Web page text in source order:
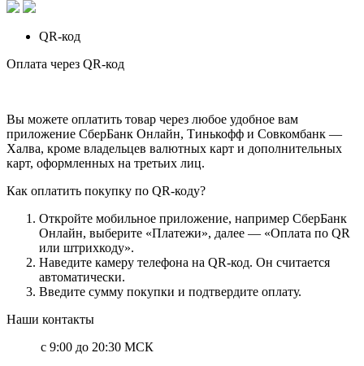
QR-код
Оплата через QR-код
Вы можете оплатить товар через любое удобное вам
приложение СберБанк Онлайн, Тинькофф и Совкомбанк —
Халва, кроме владельцев валютных карт и дополнительных
карт, оформленных на третьих лиц.
Как оплатить покупку по QR-коду?
Откройте мобильное приложение, например СберБанк
Онлайн, выберите «Платежи», далее — «Оплата по QR
или штрихкоду».
Наведите камеру телефона на QR-код. Он считается
автоматически.
Введите сумму покупки и подтвердите оплату.
Наши контакты
с 9:00 до 20:30 МСК